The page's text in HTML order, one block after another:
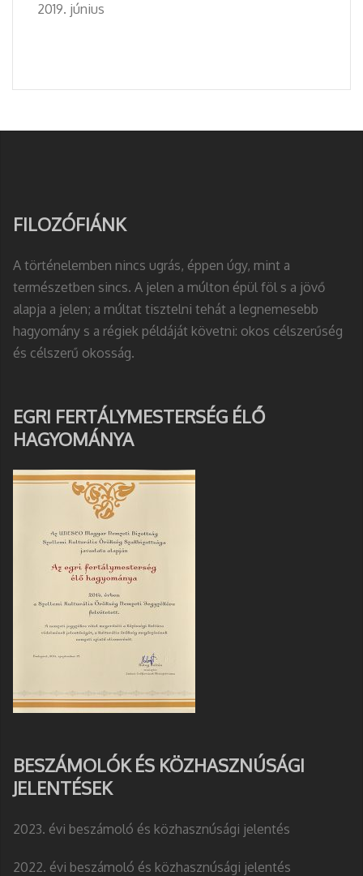
2019. június
FILOZÓFIÁNK
A történelemben nincs ugrás, éppen úgy, mint a
természetben sincs. A jelen a múlton épül föl s a jövő
alapja a jelen; a múltat tisztelni tehát a legnemesebb
hagyomány s a régiek példáját követni: okos célszerűség
és célszerű okosság.
EGRI FERTÁLYMESTERSÉG ÉLŐ
HAGYOMÁNYA
BESZÁMOLÓK ÉS KÖZHASZNÚSÁGI
JELENTÉSEK
2023. évi beszámoló és közhasznúsági jelentés
2022. évi beszámoló és közhasznúsági jelentés